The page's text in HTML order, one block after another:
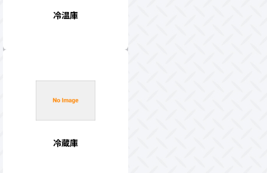
冷温庫
冷蔵庫